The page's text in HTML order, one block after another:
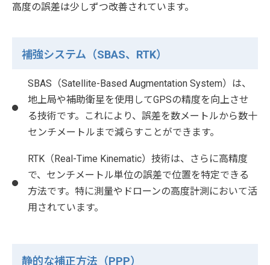
高度の誤差は少しずつ改善されています。
補強システム（SBAS、RTK）
SBAS（Satellite-Based Augmentation System）は、
地上局や補助衛星を使用してGPSの精度を向上させ
る技術です。これにより、誤差を数メートルから数十
センチメートルまで減らすことができます。
RTK（Real-Time Kinematic）技術は、さらに高精度
で、センチメートル単位の誤差で位置を特定できる
方法です。特に測量やドローンの高度計測において活
用されています。
静的な補正方法（PPP）